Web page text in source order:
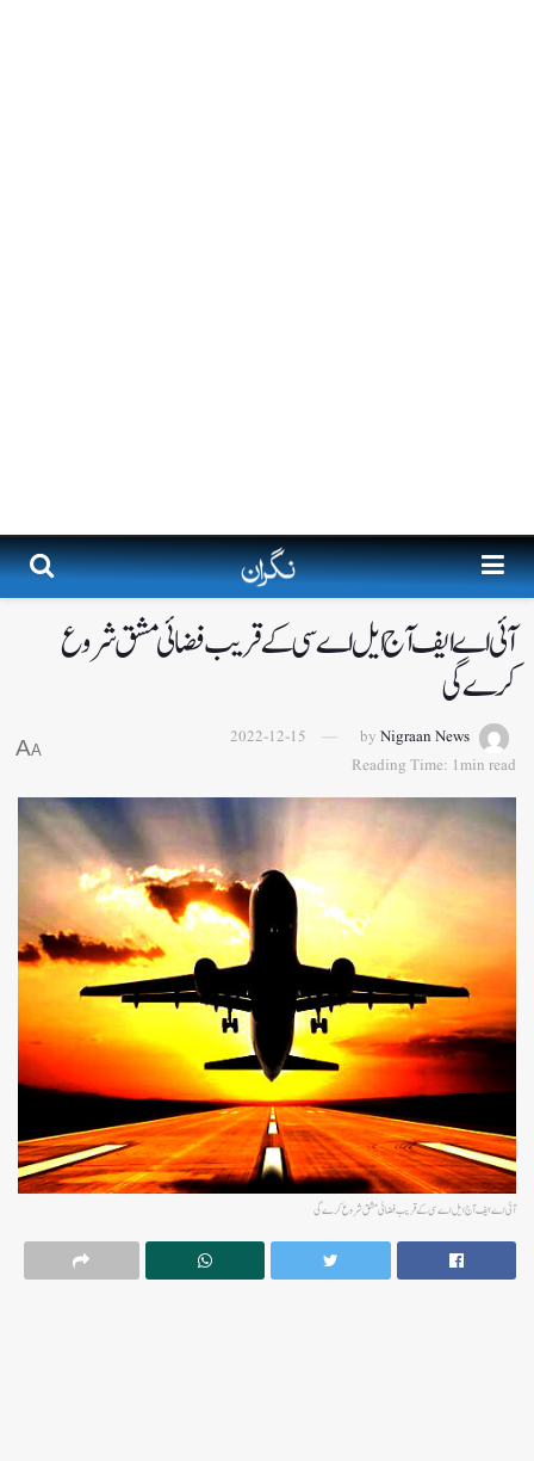
آئی اے ایف آج ایل اے سی کے قریب فضائی مشق شروع
کرے گی
by Nigraan News
2022-12-15
Reading Time: 1min read
A
A
آئی اے ایف آج ایل اے سی کے قریب فضائی مشق شروع کرے گی